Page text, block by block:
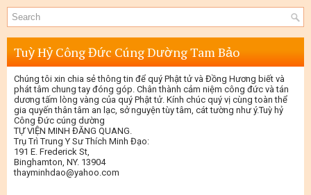
Tuỳ Hỷ Công Đức Cúng Dường Tam Bảo
Chúng tôi xin chia sẻ thông tin để quý Phật tử và Đồng Hương biết và
phát tâm chung tay đóng góp. Chân thành cảm niệm công đức và tán
dương tấm lòng vàng của quý Phật tử. Kính chúc quý vị cùng toàn thể
gia quyến thân tâm an lạc, sở nguyện tùy tâm, cát tường như ý.Tuỳ hỷ
Công Đức cúng dường
TỰ VIỆN MINH ĐĂNG QUANG.
Trụ Trì Trung Y Sư Thích Minh Đạo:
191 E. Frederick St,
Binghamton, NY. 13904
thayminhdao@yahoo.com